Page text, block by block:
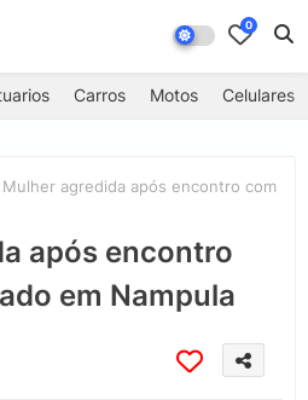
0
Carros Motos Celulares
Mulher agredida após encontro com
após encontro
em Nampula